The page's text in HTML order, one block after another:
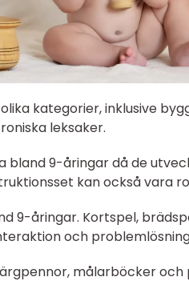
kategorier, inklusive
leksaker.
bland 9-åringar då de
kan också vara
9-åringar. Kortspel,
och
målarböcker